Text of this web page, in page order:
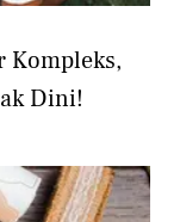
Kompleks,
Dini!